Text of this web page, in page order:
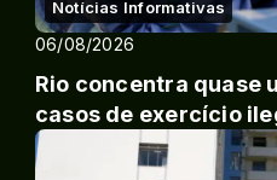
Notícias Informativas
06/08/2026
Rio concentra quase
casos de exercício